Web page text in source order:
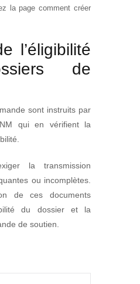
la page comment créer
l’éligibilité
de
sont instruits par
qui en vérifient la
la transmission
ou incomplètes.
de ces documents
du dossier et la
de soutien.